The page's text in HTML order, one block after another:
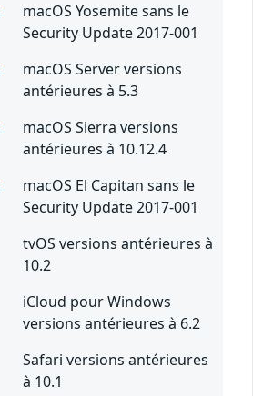
macOS Yosemite sans le
Security Update 2017-001
macOS Server versions
antérieures à 5.3
macOS Sierra versions
antérieures à 10.12.4
macOS El Capitan sans le
Security Update 2017-001
tvOS versions antérieures à
10.2
iCloud pour Windows
versions antérieures à 6.2
Safari versions antérieures
à 10.1